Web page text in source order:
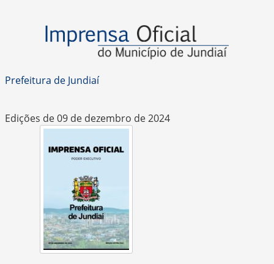
Prefeitura de Jundiaí
Edições de 09 de dezembro de 2024